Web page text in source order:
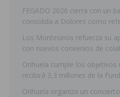
FEGADO 2026 cierra con un
consolida a Dolores como
Los Montesinos refuerza su
con nuevos convenios de
Orihuela cumple los objetivos
recibirá 3,3 millones de la
Orihuela organiza un